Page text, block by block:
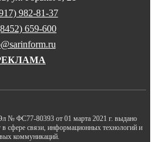
982-81-37
659-600
№ ФС77-80393 от 01 марта 2021 г. выдано
сфере связи, информационных технологий и
коммуникаций.